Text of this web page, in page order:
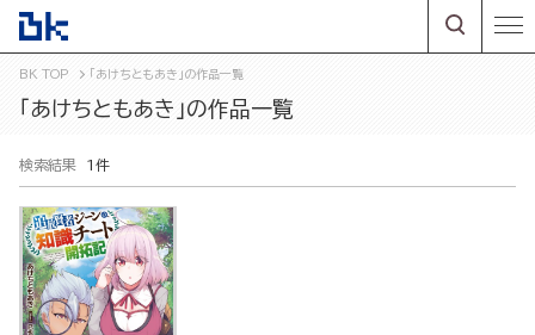
BK TOP 「あけちともあき」の作品一覧
「あけちともあき」の作品一覧
検索結果 1件